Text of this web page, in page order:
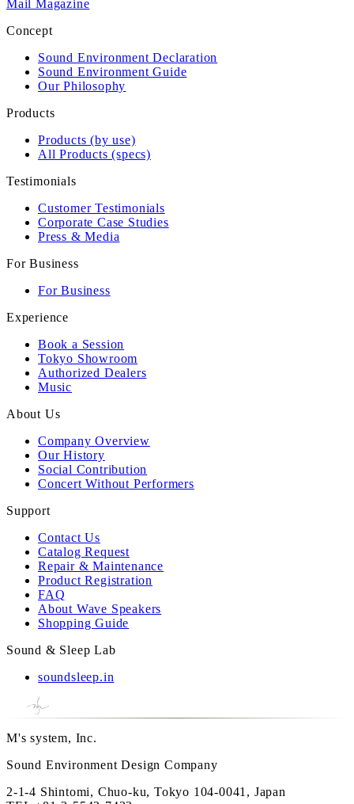
Mail Magazine
Concept
Sound Environment Declaration
Sound Environment Guide
Our Philosophy
Products
Products (by use)
All Products (specs)
Testimonials
Customer Testimonials
Corporate Case Studies
Press & Media
For Business
For Business
Experience
Book a Session
Tokyo Showroom
Authorized Dealers
Music
About Us
Company Overview
Our History
Social Contribution
Concert Without Performers
Support
Contact Us
Catalog Request
Repair & Maintenance
Product Registration
FAQ
About Wave Speakers
Shopping Guide
Sound & Sleep Lab
soundsleep.in
M's system, Inc.
Sound Environment Design Company
2-1-4 Shintomi, Chuo-ku, Tokyo 104-0041, Japan